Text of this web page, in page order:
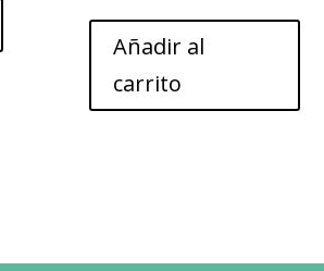
Añadir al
carrito